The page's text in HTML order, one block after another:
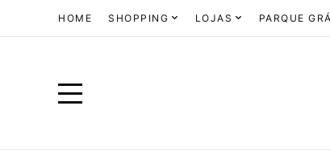
HOME SHOPPING LOJAS PARQUE